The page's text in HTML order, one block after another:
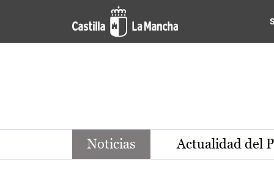
Pasar al contenido principal
Noticias de la región de
Noticias Actualidad del